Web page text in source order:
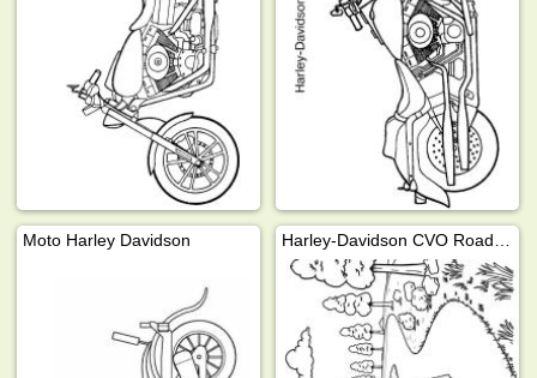
Moto Harley Davidson